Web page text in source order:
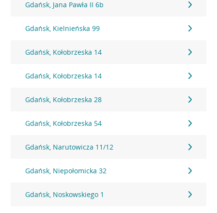
Gdańsk, Jana Pawła II 6b
Gdańsk, Kielnieńska 99
Gdańsk, Kołobrzeska 14
Gdańsk, Kołobrzeska 14
Gdańsk, Kołobrzeska 28
Gdańsk, Kołobrzeska 54
Gdańsk, Narutowicza 11/12
Gdańsk, Niepołomicka 32
Gdańsk, Noskowskiego 1